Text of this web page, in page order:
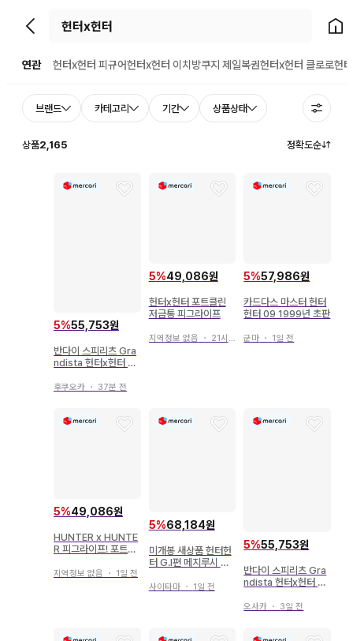
뒤로가기 홈으
연관 헌터x헌터 피규어헌터x헌터 이치방쿠지 제일복권헌터x헌터 클로로헌
브랜드 카테고리 기간 상품상태
상품2,165 정확도순
5%55,753원
반다이 스피리츠 Gra
ndista 헌터x헌터 키
후쿠오카 ・ 37분 전
5%49,086원
헌터x헌터 포트클린
저금통 피그라이프
지역정보 없음 ・ 21시간 전
5%57,986원
카드다스 마스터 헌터
헌터 09 1999년 초판
군마 ・ 1일 전
5%49,086원
HUNTER x HUNTE
R 피그라이프! 포트밤
지역정보 없음 ・ 1일 전
5%68,184원
미개봉 새상품 헌터헌
터 G.I편 메지루시 액
사이타마・ 1일 전
5%55,753원
반다이 스피리츠 Gra
ndista 헌터x헌터 키
오사카 ・ 3일 전